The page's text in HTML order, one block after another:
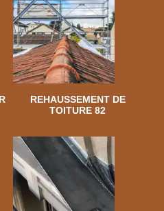
REHAUSSEMENT DE
TOITURE 82